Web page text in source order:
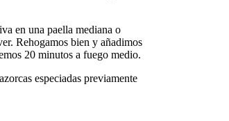
en una paella mediana o
Rehogamos bien y añadimos
20 minutos a fuego medio.
especiadas previamente